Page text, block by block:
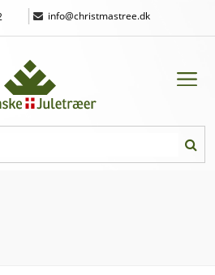
| info@christmastree.dk